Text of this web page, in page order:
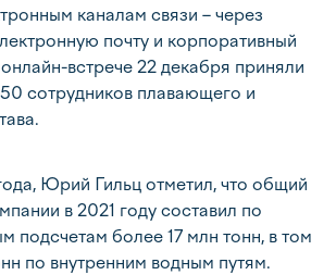
каналам связи – через
почту и корпоративный
встрече 22 декабря приняли
сотрудников плавающего и
Юрий Гильц отметил, что общий
в 2021 году составил по
подсчетам более 17 млн тонн, в том
по внутренним водным путям.